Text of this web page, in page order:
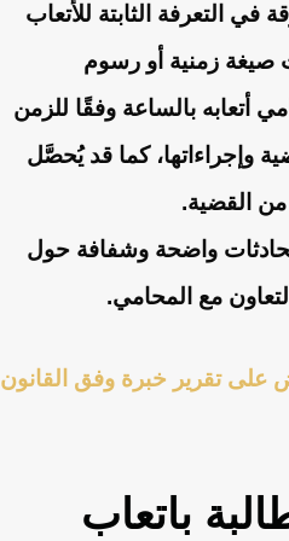
في التعرفة الثابتة للأتعاب
صيغة زمنية أو رسوم
بالساعة وفقًا للزمن
وإجراءاتها، كما قد يُحصَّل
من القضية.
واضحة وشفافة حول
التعاون مع المحامي.
على تقرير خبرة وفق القانون
باتعاب